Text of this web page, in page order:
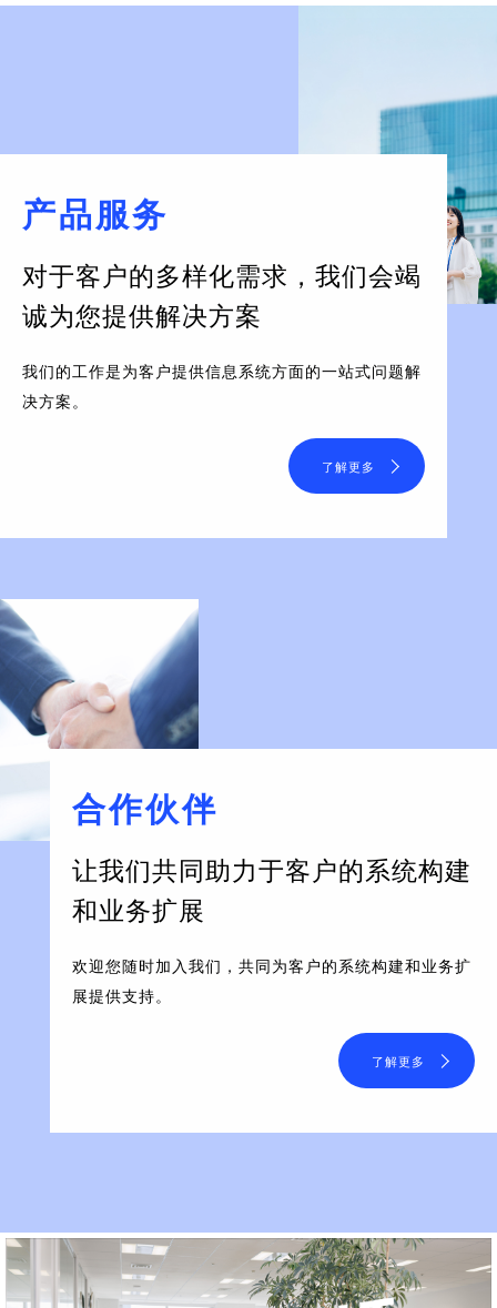
产品服务
对于客户的多样化需求， 我们会竭
诚为您提供解决方案
我们的工作是为客户提供信息系统方面的一站式问题解
决方案。
了解更多
合作伙伴
让我们共同助力于客户的系统构建
和业务扩展
欢迎您随时加入我们，共同为客户的系统构建和业务扩
展提供支持。
了解更多